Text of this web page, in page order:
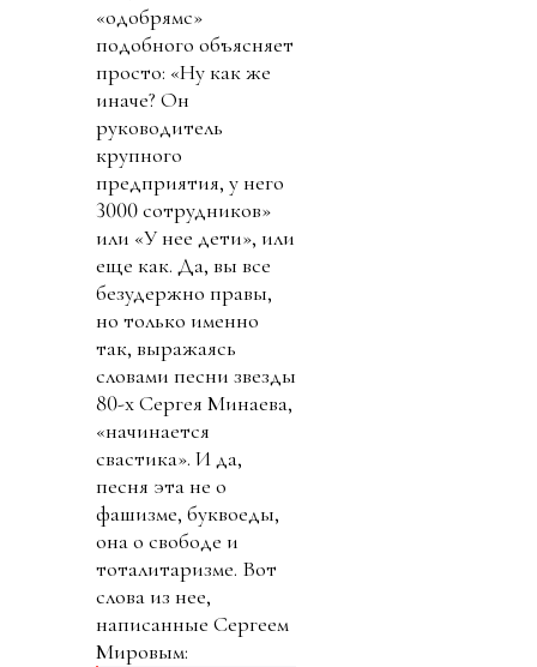
«одобрямс»
подобного объясняет
просто: «Ну как же
иначе? Он
руководитель
крупного
предприятия, у него
3000 сотрудников»
или «У нее дети», или
еще как. Да, вы все
безудержно правы,
но только именно
так, выражаясь
словами песни звезды
80-х Сергея Минаева,
«начинается
свастика». И да,
песня эта не о
фашизме, буквоеды,
она о свободе и
тоталитаризме. Вот
слова из нее,
написанные Сергеем
Мировым: